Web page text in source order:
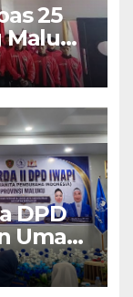
25
di
DPD
Umar:
Pilar